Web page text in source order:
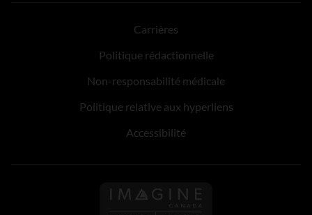
Carrières
Politique rédactionnelle
Non-responsabilité médicale
Politique relative aux hyperliens
Accessibilité